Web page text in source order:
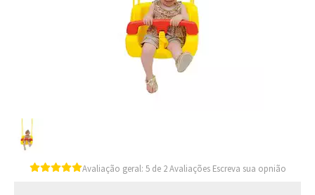
Avaliação geral: 5 2Avaliações Escreva sua opnião